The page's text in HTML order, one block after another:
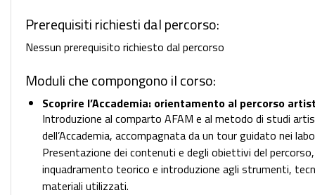
Prerequisiti richiesti dal percorso:
Nessun prerequisito richiesto dal percorso
Moduli che compongono il corso:
Scoprire l’Accademia: orientamento al percorso
Introduzione al comparto AFAM e al metodo di studi
dell’Accademia, accompagnata da un tour guidato nei
Presentazione dei contenuti e degli obiettivi del
inquadramento teorico e introduzione agli strumenti,
materiali utilizzati.